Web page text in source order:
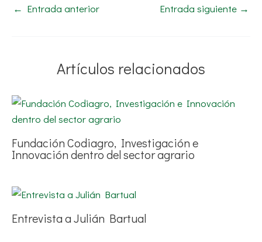
← Entrada anterior Entrada siguiente →
Artículos relacionados
Fundación Codiagro, Investigación e
Innovación dentro del sector agrario
Entrevista a Julián Bartual